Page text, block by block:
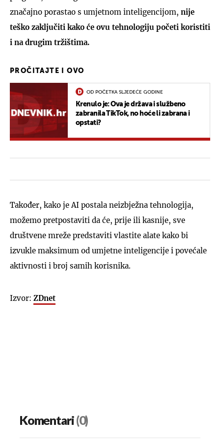
značajno porastao s umjetnom inteligencijom, nije
teško zaključiti kako će ovu tehnologiju početi koristiti
i na drugim tržištima.
PROČITAJTE I OVO
OD POČETKA SLJEDEĆE GODINE
Krenulo je: Ova je država i službeno
zabranila TikTok, no hoće li zabrana i
opstati?
Također, kako je AI postala neizbježna tehnologija,
možemo pretpostaviti da će, prije ili kasnije, sve
društvene mreže predstaviti vlastite alate kako bi
izvukle maksimum od umjetne inteligencije i povećale
aktivnosti i broj samih korisnika.
Izvor: ZDnet
Komentari(0)